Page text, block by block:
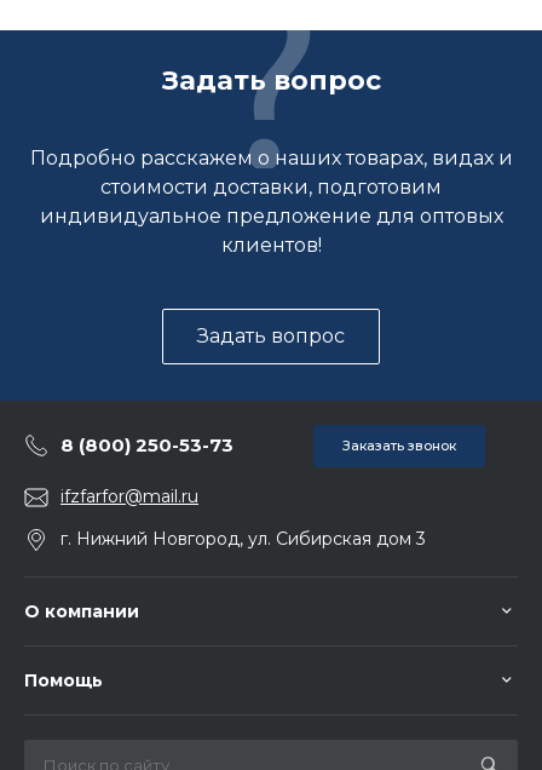
Задать вопрос
Подробно расскажем о наших товарах, видах и
стоимости доставки, подготовим
индивидуальное предложение для оптовых
клиентов!
Задать вопрос
8 (800) 250-53-73 Заказать звонок
ifzfarfor@mail.ru
г. Нижний Новгород, ул. Сибирская дом 3
О компании
Помощь